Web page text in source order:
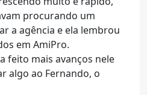
procurando um
a agência e ela lembrou
em AmiPro.
feito mais avanços nele
algo ao Fernando, o